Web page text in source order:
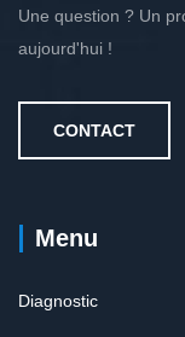
Une question ? Un
aujourd'hui !
CONTACT
Menu
Diagnostic